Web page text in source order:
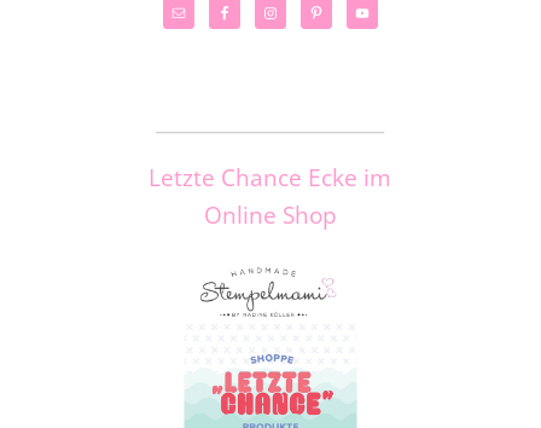
Letzte Chance Ecke im
Online Shop